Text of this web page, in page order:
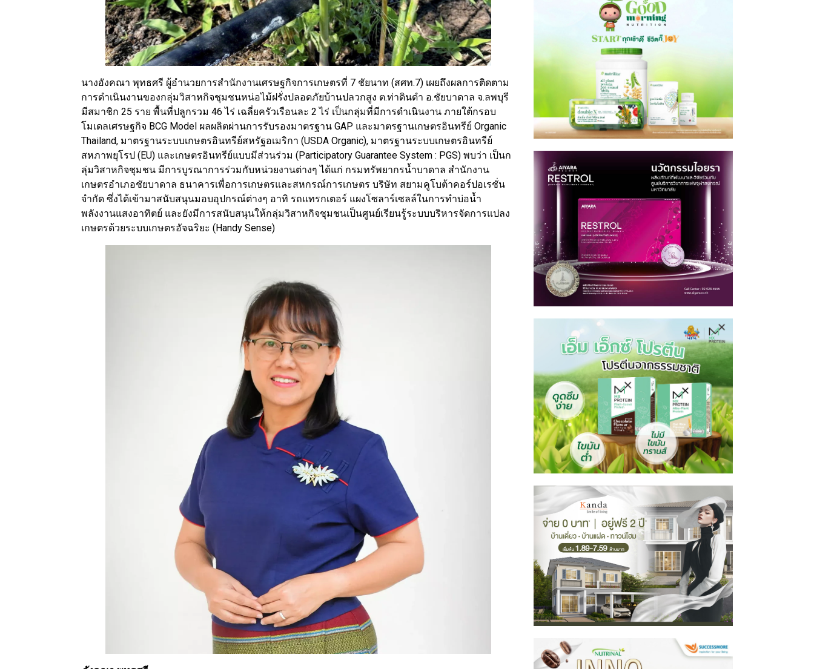
นางอังคณา พุทธศรี ผู้อำนวยการสำนักงานเศรษฐกิจการเกษตรที่ 7 ชัยนาท (สศท.7) เผยถึงผลการติดตาม
การดำเนินงานของกลุ่มวิสาหกิจชุมชนหน่อไม้ฝรั่งปลอดภัยบ้านปลวกสูง ต.ท่าดินดำ อ.ชัยบาดาล จ.ลพบุรี
มีสมาชิก 25 ราย พื้นที่ปลูกรวม 46 ไร่ เฉลี่ยครัวเรือนละ 2 ไร่ เป็นกลุ่มที่มีการดำเนินงาน ภายใต้กรอบ
โมเดลเศรษฐกิจ BCG Model ผลผลิตผ่านการรับรองมาตรฐาน GAP และมาตรฐานเกษตรอินทรีย์ Organic
Thailand, มาตรฐานระบบเกษตรอินทรีย์สหรัฐอเมริกา (USDA Organic), มาตรฐานระบบเกษตรอินทรีย์
สหภาพยุโรป (EU) และเกษตรอินทรีย์แบบมีส่วนร่วม (Participatory Guarantee System : PGS) พบว่า เป็นก
ลุ่มวิสาหกิจชุมชน มีการบูรณาการร่วมกับหน่วยงานต่างๆ ได้แก่ กรมทรัพยากรน้ำบาดาล สำนักงาน
เกษตรอำเภอชัยบาดาล ธนาคารเพื่อการเกษตรและสหกรณ์การเกษตร บริษัท สยามคูโบต้าคอร์ปอเรชั่น
จำกัด ซึ่งได้เข้ามาสนับสนุนมอบอุปกรณ์ต่างๆ อาทิ รถแทรกเตอร์ แผงโซลาร์เซลล์ในการทำบ่อน้ำ
พลังงานแสงอาทิตย์ และยังมีการสนับสนุนให้กลุ่มวิสาหกิจชุมชนเป็นศูนย์เรียนรู้ระบบบริหารจัดการแปลง
เกษตรด้วยระบบเกษตรอัจฉริยะ (Handy Sense)